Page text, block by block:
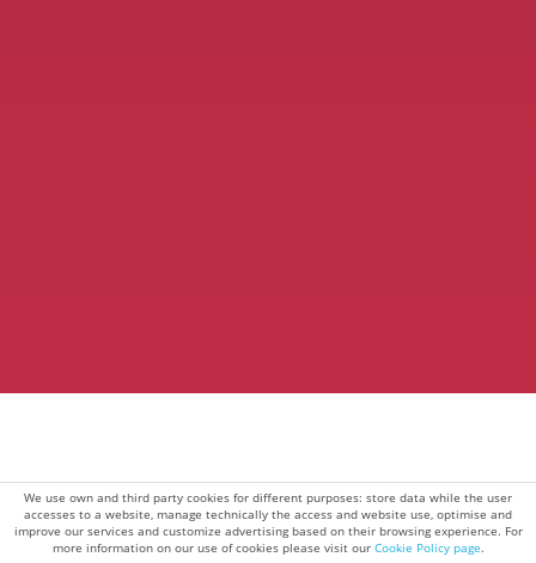
We use own and third party cookies for different purposes: store data while the user
accesses to a website, manage technically the access and website use, optimise and
improve our services and customize advertising based on their browsing experience. For
more information on our use of cookies please visit our Cookie Policy page.